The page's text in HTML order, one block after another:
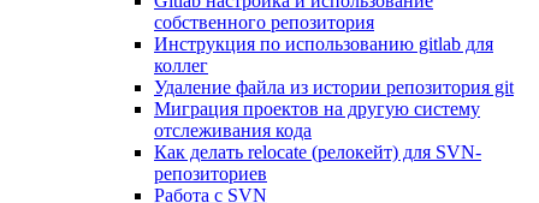
собственного репозитория
Инструкция по использованию gitlab для
коллег
Удаление файла из истории репозитория git
Миграция проектов на другую систему
отслеживания кода
Как делать relocate (релокейт) для SVN-
репозиториев
Работа с SVN